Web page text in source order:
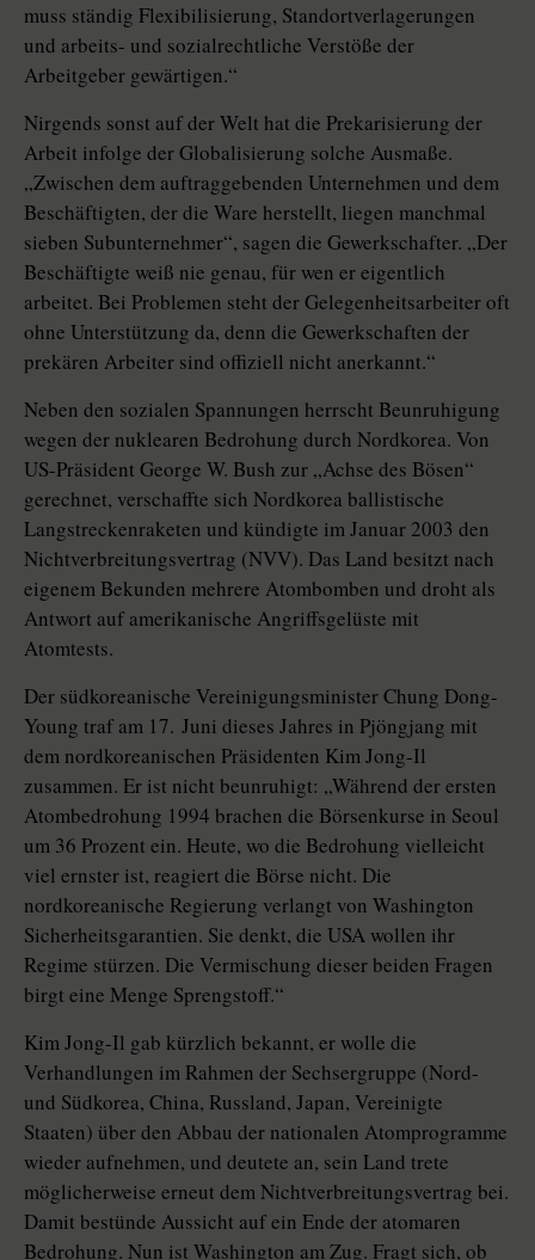
muss ständig Flexibilisierung, Standortverlagerungen
und arbeits- und sozialrechtliche Verstöße der
Arbeitgeber gewärtigen.“
Nirgends sonst auf der Welt hat die Prekarisierung der
Arbeit infolge der Globalisierung solche Ausmaße.
„Zwischen dem auftraggebenden Unternehmen und dem
Beschäftigten, der die Ware herstellt, liegen manchmal
sieben Subunternehmer“, sagen die Gewerkschafter. „Der
Beschäftigte weiß nie genau, für wen er eigentlich
arbeitet. Bei Problemen steht der Gelegenheitsarbeiter oft
ohne Unterstützung da, denn die Gewerkschaften der
prekären Arbeiter sind offiziell nicht anerkannt.“
Neben den sozialen Spannungen herrscht Beunruhigung
wegen der nuklearen Bedrohung durch Nordkorea. Von
US-Präsident George W. Bush zur „Achse des Bösen“
gerechnet, verschaffte sich Nordkorea ballistische
Langstreckenraketen und kündigte im Januar 2003 den
Nichtverbreitungsvertrag (NVV). Das Land besitzt nach
eigenem Bekunden mehrere Atombomben und droht als
Antwort auf amerikanische Angriffsgelüste mit
Atomtests.
Der südkoreanische Vereinigungsminister Chung Dong-
Young traf am 17. Juni dieses Jahres in Pjöngjang mit
dem nordkoreanischen Präsidenten Kim Jong-Il
zusammen. Er ist nicht beunruhigt: „Während der ersten
Atombedrohung 1994 brachen die Börsenkurse in Seoul
um 36 Prozent ein. Heute, wo die Bedrohung vielleicht
viel ernster ist, reagiert die Börse nicht. Die
nordkoreanische Regierung verlangt von Washington
Sicherheitsgarantien. Sie denkt, die USA wollen ihr
Regime stürzen. Die Vermischung dieser beiden Fragen
birgt eine Menge Sprengstoff.“
Kim Jong-Il gab kürzlich bekannt, er wolle die
Verhandlungen im Rahmen der Sechsergruppe (Nord-
und Südkorea, China, Russland, Japan, Vereinigte
Staaten) über den Abbau der nationalen Atomprogramme
wieder aufnehmen, und deutete an, sein Land trete
möglicherweise erneut dem Nichtverbreitungsvertrag bei.
Damit bestünde Aussicht auf ein Ende der atomaren
Bedrohung. Nun ist Washington am Zug. Fragt sich, ob